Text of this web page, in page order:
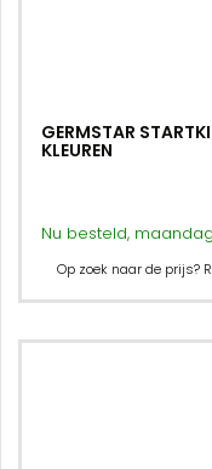
GERMSTAR
KLEUREN
Nu besteld,
Op zoek naar de prijs?